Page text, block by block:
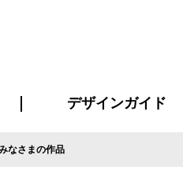
デザインガイド
デザイン入稿について
デザインテンプレート集
デザインテンシュミレーター
書体一覧（フォント集）
なさまの作品